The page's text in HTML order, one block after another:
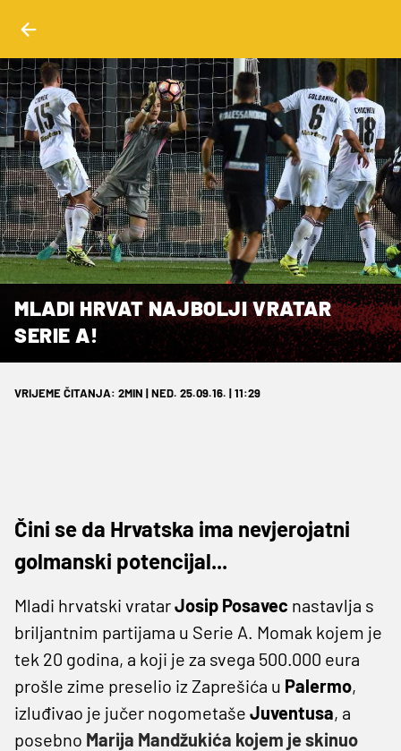
MLADI HRVAT NAJBOLJI VRATAR
SERIE A!
VRIJEME ČITANJA: 2MIN | NED. 25.09.16. | 11:29
Čini se da Hrvatska ima nevjerojatni
golmanski potencijal...
Mladi hrvatski vratarJosip Posavec nastavlja s
briljantnim partijama u Serie A. Momak kojem je
tek 20 godina, a koji je za svega 500.000 eura
prošle zime preselio iz Zaprešića u Palermo,
izluđivao je jučer nogometaše Juventusa, a
posebno Marija Mandžukića kojem je skinuo